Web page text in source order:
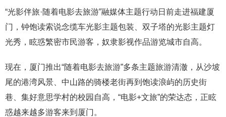
“光影伴旅·随着电影去旅游”融媒体主题行动日前走进福建厦
门，钟饱读索说念缆车光影主题包装、双子塔的光影主题灯
光秀，眩惑繁密市民游客，奴隶影视作品游览城市自高。
现在，厦门推出“随着电影去旅游”多条主题旅游清澈，从沙坡
尾的港湾风景、中山路的骑楼老街再到饱读浪屿的历史街
巷、集好意思学村的校园自高，“电影+文旅”的荣达态，正眩
惑越来越多游客来到厦门。